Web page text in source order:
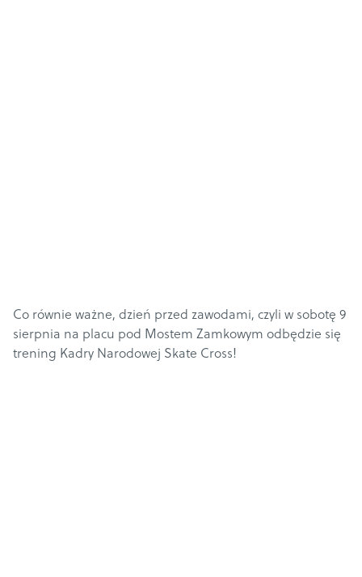
Co równie ważne, dzień przed zawodami, czyli w sobotę 9
sierpnia na placu pod Mostem Zamkowym odbędzie się
trening Kadry Narodowej Skate Cross!